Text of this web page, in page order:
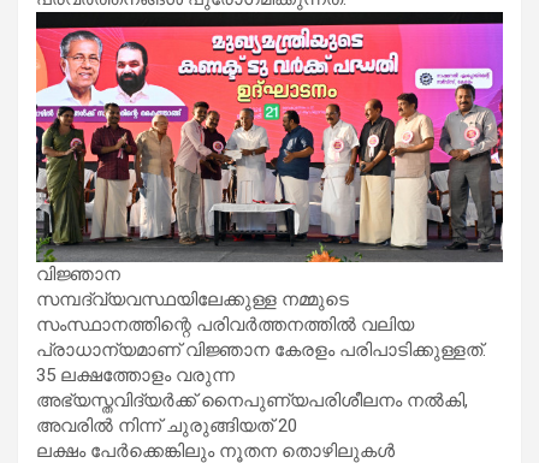
വിജ്ഞാന
സമ്പദ്‌വ്യവസ്ഥയിലേക്കുള്ള നമ്മുടെ
സംസ്ഥാനത്തിന്റെ പരിവർത്തനത്തിൽ വലിയ
പ്രാധാന്യമാണ് വിജ്ഞാന കേരളം പരിപാടിക്കുള്ളത്.
35 ലക്ഷത്തോളം വരുന്ന
അഭ്യസ്തവിദ്യർക്ക് നൈപുണ്യപരിശീലനം നൽകി,
അവരിൽ നിന്ന് ചുരുങ്ങിയത് 20
ലക്ഷം പേർക്കെങ്കിലും നൂതന തൊഴിലുകൾ